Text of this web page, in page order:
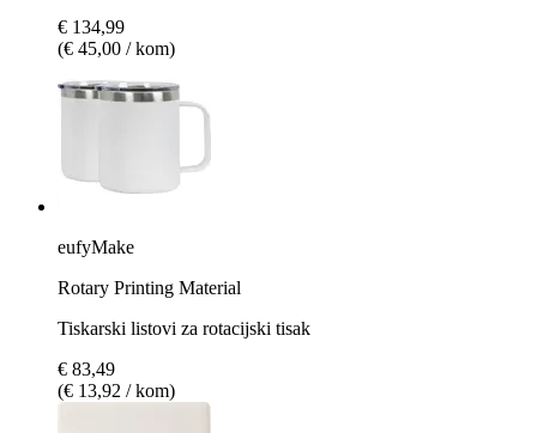
€ 134,99
(€ 45,00 / kom)
eufyMake
Rotary Printing Material
Tiskarski listovi za rotacijski tisak
€ 83,49
(€ 13,92 / kom)